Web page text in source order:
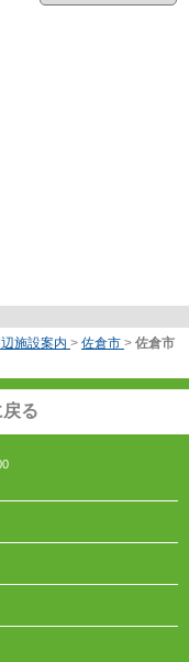
施設案内 > 佐倉市 > 佐倉市
る